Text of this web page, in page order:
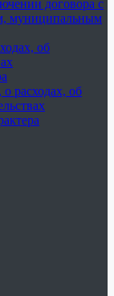
договора с
муниципальным
об
расходах, об